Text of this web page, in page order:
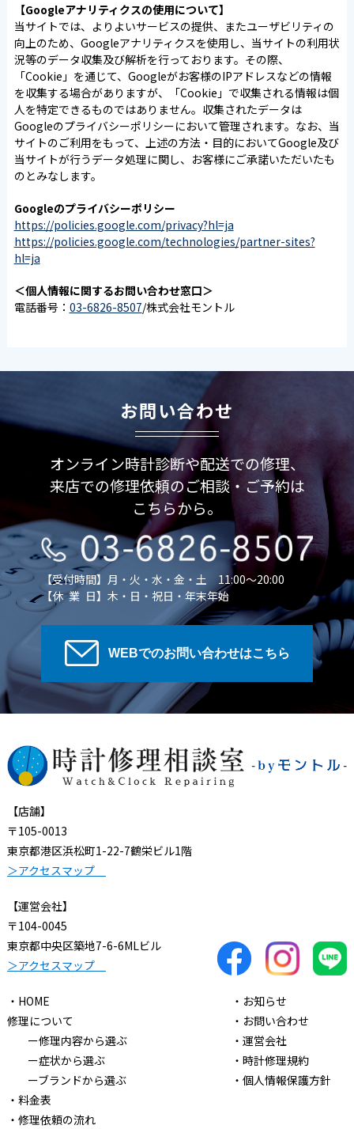
【Googleアナリティクスの使用について】
当サイトでは、よりよいサービスの提供、またユーザビリティの
向上のため、Googleアナリティクスを使用し、当サイトの利用状
況等のデータ収集及び解析を行っております。その際、
「Cookie」を通じて、Googleがお客様のIPアドレスなどの情報
を収集する場合がありますが、「Cookie」で収集される情報は個
人を特定できるものではありません。収集されたデータは
Googleのプライバシーポリシーにおいて管理されます。なお、当
サイトのご利用をもって、上述の方法・目的においてGoogle及び
当サイトが行うデータ処理に関し、お客様にご承諾いただいたも
のとみなします。
Googleのプライバシーポリシー
https://policies.google.com/privacy?hl=ja
https://policies.google.com/technologies/partner-sites?
hl=ja
＜個人情報に関するお問い合わせ窓口＞
電話番号： 03-6826-8507/株式会社モントル
お問い合わせ
オンライン時計診断や配送での修理、
来店での修理依頼のご相談・ご予約は
こちらから。
【受付時間】月・火・水・金・土 11:00～20:00
【休 業 日】木・日・祝日・年末年始
WEBでのお問い合わせはこちら
【店舗】
〒105-0013
東京都港区浜松町1-22-7鶴栄ビル1階
＞アクセスマップ
【運営会社】
〒104-0045
東京都中央区築地7-6-6MLビル
＞アクセスマップ
・HOME
修理について
ー修理内容から選ぶ
ー症状から選ぶ
ーブランドから選ぶ
・料金表
・修理依頼の流れ
・お知らせ
・お問い合わせ
・運営会社
・時計修理規約
・個人情報保護方針